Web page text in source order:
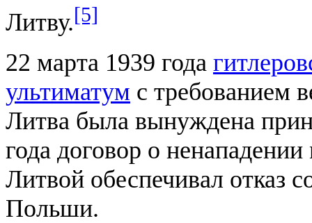
Литву.[5]
22 марта 1939 года
ультиматум с требованием
Литва была вынуждена
года договор о
Литвой обеспечивал отказ
Польши.